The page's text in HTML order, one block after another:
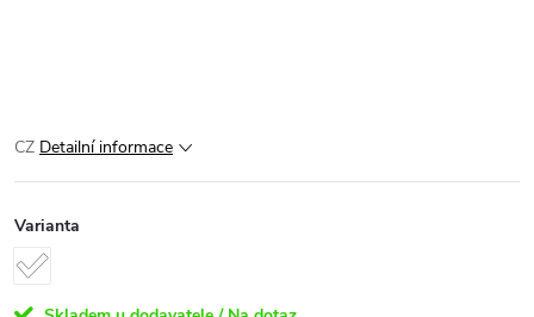
CZ Detailní informace
Varianta